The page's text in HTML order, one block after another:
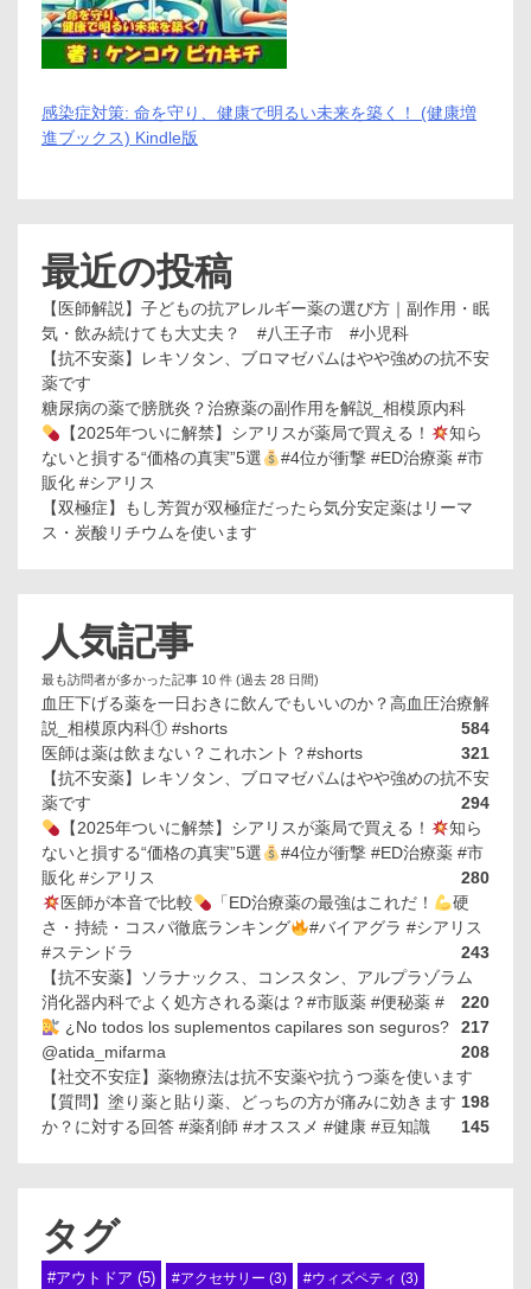
感染症対策: 命を守り、健康で明るい未来を築く！ (健康増
進ブックス) Kindle版
最近の投稿
【医師解説】子どもの抗アレルギー薬の選び方｜副作用・眠
気・飲み続けても大丈夫？ #八王子市 #小児科
【抗不安薬】レキソタン、ブロマゼパムはやや強めの抗不安
薬です
糖尿病の薬で膀胱炎？治療薬の副作用を解説_相模原内科
【2025年ついに解禁】シアリスが薬局で買える！
知ら
ないと損する“価格の真実”5選
#4位が衝撃 #ED治療薬 #市
販化 #シアリス
【双極症】もし芳賀が双極症だったら気分安定薬はリーマ
ス・炭酸リチウムを使います
人気記事
最も訪問者が多かった記事 10 件 (過去 28 日間)
血圧下げる薬を一日おきに飲んでもいいのか？高血圧治療解
説_相模原内科① #shorts
584
医師は薬は飲まない？これホント？#shorts
321
【抗不安薬】レキソタン、ブロマゼパムはやや強めの抗不安
薬です
294
【2025年ついに解禁】シアリスが薬局で買える！
知ら
ないと損する“価格の真実”5選
#4位が衝撃 #ED治療薬 #市
販化 #シアリス
280
医師が本音で比較
「ED治療薬の最強はこれだ！
硬
さ・持続・コスパ徹底ランキング
#バイアグラ #シアリス
#ステンドラ
243
【抗不安薬】ソラナックス、コンスタン、アルプラゾラム
220
消化器内科でよく処方される薬は？#市販薬 #便秘薬 #
217
¿No todos los suplementos capilares son seguros?
@atida_mifarma
208
【社交不安症】薬物療法は抗不安薬や抗うつ薬を使います
198
【質問】塗り薬と貼り薬、どっちの方が痛みに効きます
か？に対する回答 #薬剤師 #オススメ #健康 #豆知識
145
タグ
#アウトドア (5) #アクセサリー (3) #ウィズペティ (3)